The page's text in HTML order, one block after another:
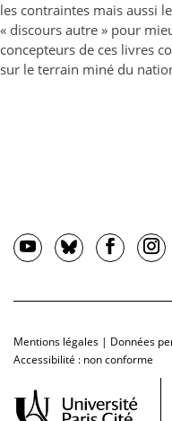
les contraintes mais aussi
« discours autre » pour
concepteurs de ces livres
sur le terrain miné du
Mentions légales | Données
Accessibilité : non conforme